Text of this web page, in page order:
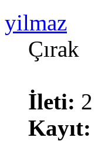
yilmaz
Çırak
İleti: 2
Kayıt: